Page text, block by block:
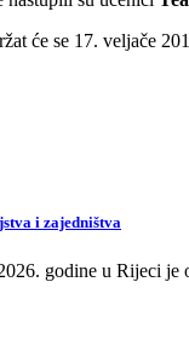
će se 17. veljače
i zajedništva
godine u Rijeci